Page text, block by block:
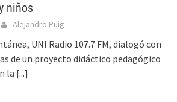
niños
Alejandro Puig
UNI Radio 107.7 FM, dialogó con
de un proyecto didáctico pedagógico
la [...]